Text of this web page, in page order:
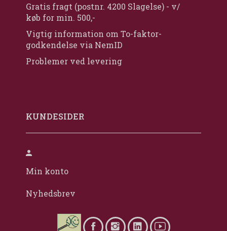
Gratis fragt (postnr. 4200 Slagelse) - v/
køb for min. 500,-
Vigtig information om To-faktor-
godkendelse via NemID
Problemer ved levering
KUNDESIDER
Min konto
Nyhedsbrev